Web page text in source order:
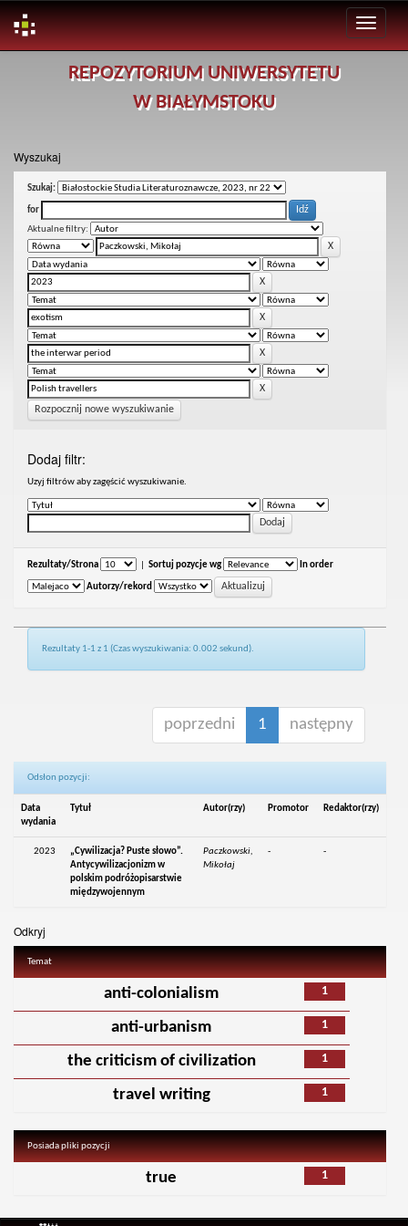
REPOZYTORIUM UNIWERSYTETU
W BIAŁYMSTOKU
Wyszukaj
Szukaj:
for
Aktualne filtry:
Rozpocznij nowe wyszukiwanie
Dodaj filtr:
Uzyj filtrów aby zagęścić wyszukiwanie.
Rezultaty/Strona Sortuj pozycje wg In order
Autorzy/rekord
Rezultaty 1-1 z 1 (Czas wyszukiwania: 0.002 sekund).
poprzedni 1 następny
Odsłon pozycji:
Data
wydania
Tytuł Autor(rzy) Promotor Redaktor(rzy)
2023
„Cywilizacja? Puste słowo”.
Antycywilizacjonizm w
polskim podróżopisarstwie
międzywojennym
Paczkowski,
Mikołaj
- -
Odkryj
Temat
1
anti-colonialism
1
anti-urbanism
1
the criticism of civilization
1
travel writing
Posiada pliki pozycji
1
true